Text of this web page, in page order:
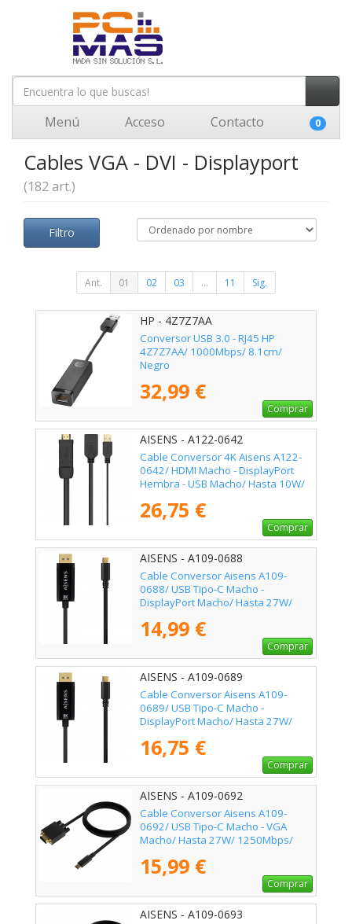
Menú Acceso Contacto 0
Cables VGA - DVI - Displayport
(182 art.)
Filtro
Ant. 01 02 03 ... 11 Sig.
HP - 4Z7Z7AA
Conversor USB 3.0 - RJ45 HP
4Z7Z7AA/ 1000Mbps/ 8.1cm/
Negro
32,99 €
Comprar
AISENS - A122-0642
Cable Conversor 4K Aisens A122-
0642/ HDMI Macho - DisplayPort
Hembra - USB Macho/ Hasta 10W/
26,75 €
Comprar
AISENS - A109-0688
Cable Conversor Aisens A109-
0688/ USB Tipo-C Macho -
DisplayPort Macho/ Hasta 27W/
14,99 €
Comprar
AISENS - A109-0689
Cable Conversor Aisens A109-
0689/ USB Tipo-C Macho -
DisplayPort Macho/ Hasta 27W/
16,75 €
Comprar
AISENS - A109-0692
Cable Conversor Aisens A109-
0692/ USB Tipo-C Macho - VGA
Macho/ Hasta 27W/ 1250Mbps/
15,99 €
Comprar
AISENS - A109-0693